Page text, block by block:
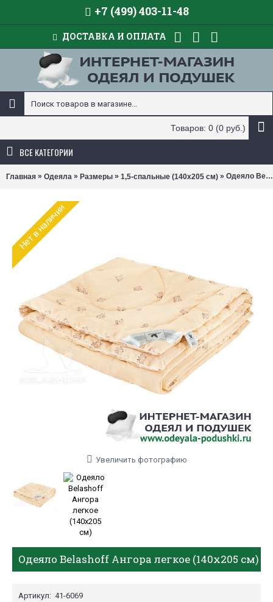
+7 (499) 403-11-48
ДОСТАВКА И ОПЛАТА
Товаров: 0 (0 руб.)
ВСЕ КАТЕГОРИИ
Главная » Одеяла » Размеры » 1,5-спальные (140х205 см) » Одеяло Belashoff Ангора легкое (размер 140х205 см)
Нет в наличии
Увеличить фотографию
Одеяло Belashoff Ангора легкое (140х205 см)
Артикул: 41-6069